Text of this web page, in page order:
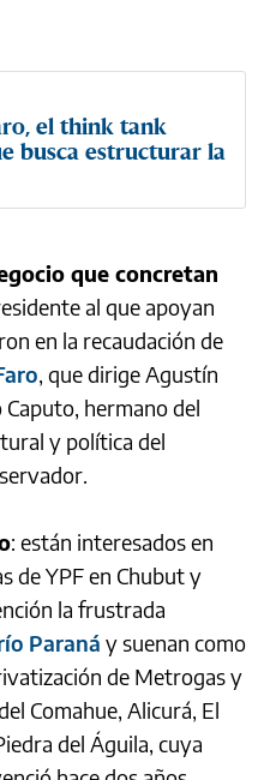
el think tank
busca estructurar la
que concretan
al que apoyan
en la recaudación de
, que dirige Agustín
hermano del
y política del
: están interesados en
de YPF en Chubut y
la frustrada
Paraná y suenan como
de Metrogas y
Comahue, Alicurá, El
del Águila, cuya